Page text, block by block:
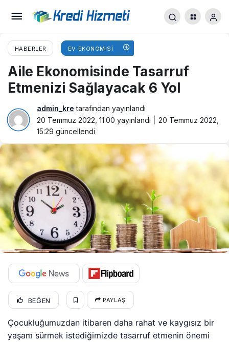
HABERLER EV EKONOMISI
Aile Ekonomisinde Tasarruf
Etmenizi Sağlayacak 6 Yol
admin_kre tarafından yayınlandı
20 Temmuz 2022, 11:00 yayınlandı
20 Temmuz 2022,
15:29 güncellendi
BEĞEN PAYLAŞ
Çocukluğumuzdan itibaren daha rahat ve kaygısız bir
yaşam sürmek istediğimizde tasarruf etmenin önemi